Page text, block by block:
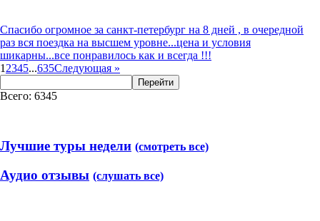
Спасибо огромное за санкт-петербург на 8 дней , в очередной
раз вся поездка на высшем уровне...цена и условия
шикарны...все понравилось как и всегда !!!
1 2345...635Следующая »
Перейти
Всего: 6345
Лучшие туры недели (смотреть все)
Аудио отзывы (слушать все)